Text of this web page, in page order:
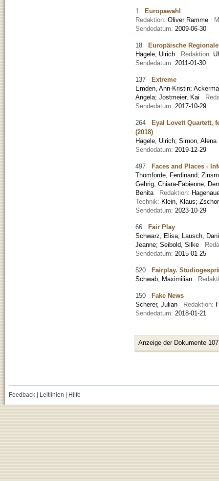
1 Europawahl
Redaktion: Oliver Ramme
Sendedatum: 2009-06-30
18 Europäische
Hägele, Ulrich
Redaktion:
Sendedatum: 2011-01-30
137 Extreme
Emden, Ann-Kristin;
Angela; Jostmeier, Kai
Sendedatum: 2017-10-29
264 Eyal Lovett Quartett,
(2018)
Hägele, Ulrich; Simon, Alena
Sendedatum: 2019-12-29
497 Faces and Places -
Thomforde, Ferdinand;
Gehrig, Chiara-Fabienne;
Benita
Redaktion:
Technik: Klein, Klaus;
Sendedatum: 2023-10-29
66 Fair Play
Schwarz, Elisa; Lausch,
Jeanne; Seibold, Silke
Sendedatum: 2015-01-25
520 Fairplay.
Schwab, Maximilian
150 Fake News
Scherer, Julian
Redaktion:
Sendedatum: 2018-01-21
Anzeige der Dokumente
Feedback| Leitlinien | Hilfe